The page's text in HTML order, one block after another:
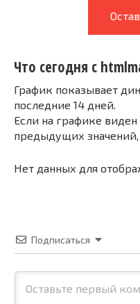
Что сегодня с
График показывает
последние 14 дней.
Если на графике
предыдущих значений,
Нет данных для
Подписаться